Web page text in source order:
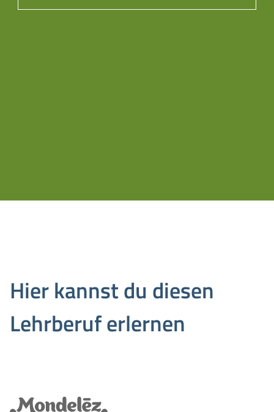
Hier kannst du diesen
Lehrberuf erlernen